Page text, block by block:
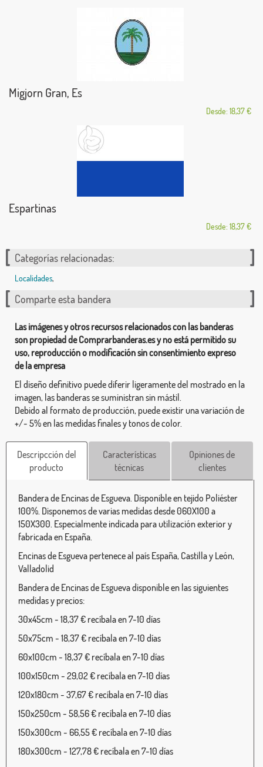
Migjorn Gran, Es
Desde: 18,37 €
Espartinas
Desde: 18,37 €
Categorías relacionadas:
Localidades,
Comparte esta bandera
Las imágenes y otros recursos relacionados con las banderas
son propiedad de Comprarbanderas.es y no está permitido su
uso, reproducción o modificación sin consentimiento expreso
de la empresa
El diseño definitivo puede diferir ligeramente del mostrado en la
imagen, las banderas se suministran sin mástil.
Debido al formato de producción, puede existir una variación de
+/- 5% en las medidas finales y tonos de color.
Descripcción del
producto
Características
técnicas
Opiniones de
clientes
Bandera de Encinas de Esgueva. Disponible en tejido Poliéster
100%. Disponemos de varias medidas desde 060X100 a
150X300. Especialmente indicada para utilización exterior y
fabricada en España.
Encinas de Esgueva pertenece al país España, Castilla y León,
Valladolid
Bandera de Encinas de Esgueva disponible en las siguientes
medidas y precios:
30x45cm - 18,37 € recíbala en 7-10 días
50x75cm - 18,37 € recíbala en 7-10 días
60x100cm - 18,37 € recíbala en 7-10 días
100x150cm - 29,02 € recíbala en 7-10 días
120x180cm - 37,67 € recíbala en 7-10 días
150x250cm - 58,56 € recíbala en 7-10 días
150x300cm - 66,55 € recíbala en 7-10 días
180x300cm - 127,78 € recíbala en 7-10 días